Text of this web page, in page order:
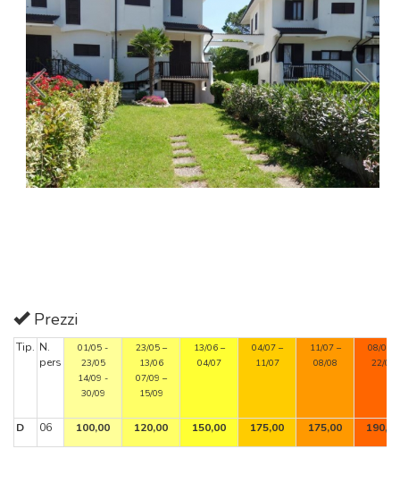
Prezzi
Tip. N.
pers
01/05 -
23/05
14/09 -
30/09
23/05 –
13/06
07/09 –
15/09
13/06 –
04/07
04/07 –
11/07
11/07 –
08/08
08/08 –
22/08
D 06 100,00 120,00 150,00 175,00 175,00 190,00